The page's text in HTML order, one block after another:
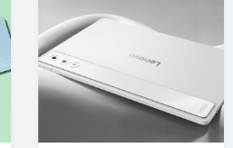
12.2 英寸正面采用全面屏设计，前
置摄像头疑似集成于边框之上，边
框极窄，屏占比极高，后置圆形摄
像头模组，设计类似华为Mate 50
系列，其中包括多颗摄像头和闪光
灯。此外，...